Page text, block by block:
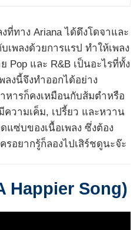
ที่ทาง Ariana ได้ดึงโดจาและ
เพลงด้วยการแรป ทำให้เพลง
และ R&B เป็นอะไรที่ทั้ง
งนี้จึงทำออกได้อย่าง
หารก็คงเหมือนกับส้มตำหรือ
ความเค็ม, เปรี้ยว และหวาน
แซ่บของเนื้อเพลง ซึ่งต้อง
อยากรู้ก็ลองไปเสิร์ชดูนะจ๊ะ
Happier Song)